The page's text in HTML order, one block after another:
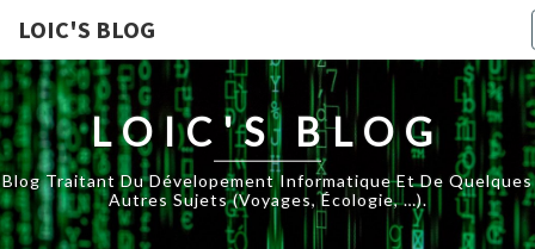
LOIC'S BLOG
LOIC'S BLOG
Blog Traitant Du Dévelopement Informatique Et De Quelques
Autres Sujets (voyages, Écologie, …).